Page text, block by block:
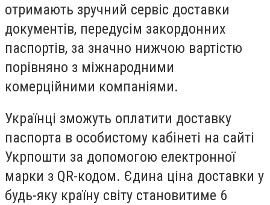
отримають зручний сервіс доставки
документів, передусім закордонних
паспортів, за значно нижчою вартістю
порівняно з міжнародними
комерційними компаніями.
Українці зможуть оплатити доставку
паспорта в особистому кабінеті на сайті
Укрпошти за допомогою електронної
марки з QR-кодом. Єдина ціна доставки у
будь-яку країну світу становитиме 6